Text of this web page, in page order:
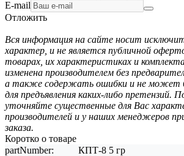
E-mail
Отложить
Вся информация на сайте носит
характер, и не является публичной
товарах, их характеристиках и
изменена производителем без
а также содержать ошибки и не может
для предъявления каких-либо претензий.
уточняйте существенные для Вас
производителей и у наших менеджеров
заказа.
Коротко о товаре
partNumber:
КПТ-8 5 гр